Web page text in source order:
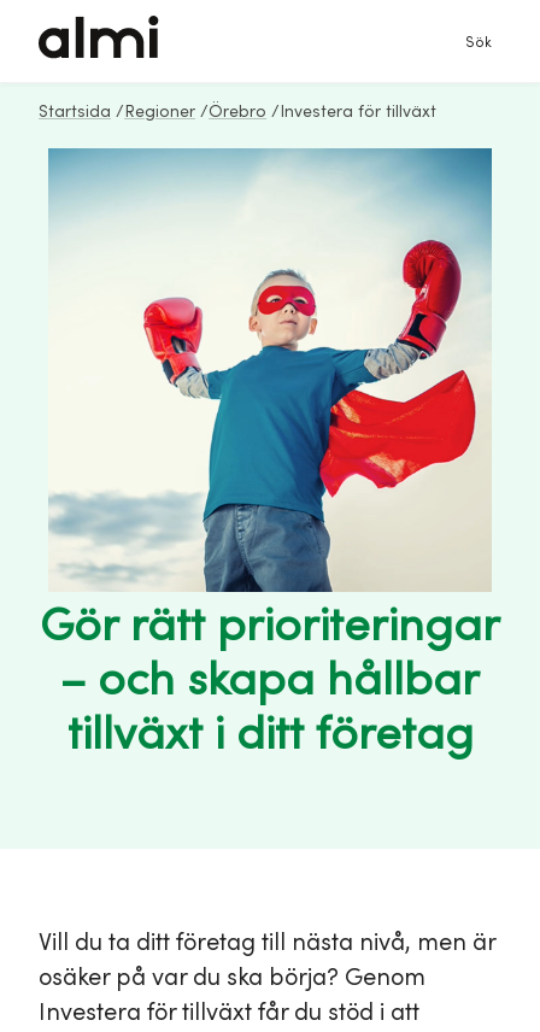
Sök
Startsida / Regioner /Örebro / Investera för tillväxt
Gör rätt prioriteringar
– och skapa hållbar
tillväxt i ditt företag
Vill du ta ditt företag till nästa nivå, men är
osäker på var du ska börja? Genom
Investera för tillväxt får du stöd i att